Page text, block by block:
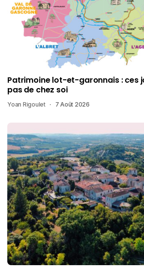
Patrimoine lot-et-garonnais : ces
pas de chez soi
Yoan Rigoulet 7 Août 2026